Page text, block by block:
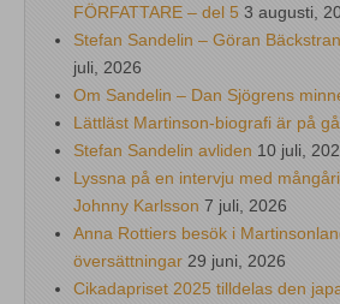
FÖRFATTARE – del 5 3 augusti,
Stefan Sandelin – Göran
juli, 2026
Om Sandelin – Dan Sjögrens
Lättläst Martinson-biografi är på
Stefan Sandelin avliden 10 juli,
Lyssna på en intervju med
Johnny Karlsson 7 juli, 2026
Anna Rottiers besök i
översättningar 29 juni, 2026
Cikadapriset 2025 tilldelas den